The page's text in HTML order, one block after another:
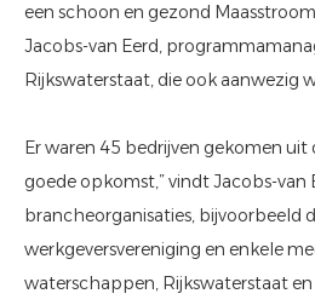
een schoon en gezond
Jacobs-van Eerd,
Rijkswaterstaat, die ook aanwezig
Er waren 45 bedrijven gekomen uit
goede opkomst,” vindt Jacobs-van
brancheorganisaties, bijvoorbeeld
werkgeversvereniging en enkele
waterschappen, Rijkswaterstaat